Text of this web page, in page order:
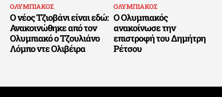
ΟΛΥΜΠΙΑΚΟΣ
Ο νέος Τζιοβάνι είναι εδώ:
Ανακοινώθηκε από τον
Ολυμπιακό ο Τζουλιάνο
Λόμπο ντε Ολιβέιρα
ΟΛΥΜΠΙΑΚΟΣ
Ο Ολυμπιακός
ανακοίνωσε την
επιστροφή του Δημήτρη
Ρέτσου